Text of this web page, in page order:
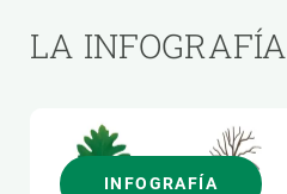
LA INFOGRAFÍA
INFOGRAFÍA